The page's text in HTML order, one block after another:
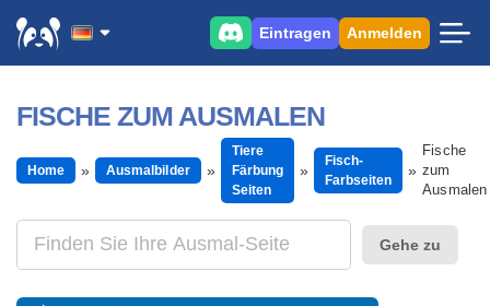
Eintragen Anmelden
FISCHE ZUM AUSMALEN
Home Ausmalbilder
Tiere
Färbung
Seiten
Fisch-
Farbseiten
Fische
zum
Ausmalen
Gehe zu